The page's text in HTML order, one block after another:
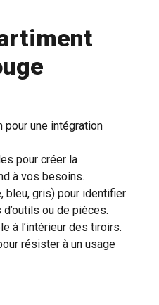
pour une intégration
pour créer la
à vos besoins.
bleu, gris) pour identifier
ou de pièces.
à l’intérieur des tiroirs.
résister à un usage